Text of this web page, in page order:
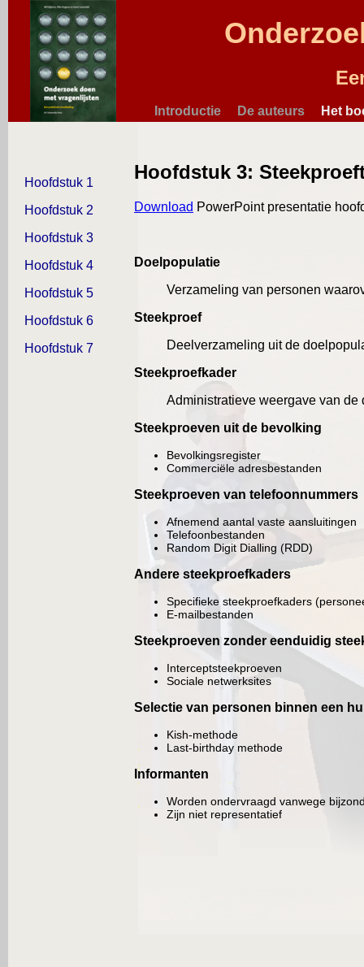
Introductie De auteurs Het
Hoofdstuk 1
Hoofdstuk 2
Hoofdstuk 3
Hoofdstuk 4
Hoofdstuk 5
Hoofdstuk 6
Hoofdstuk 7
Hoofdstuk 3:
Download PowerPoint presentatie
Doelpopulatie
Verzameling van personen
Steekproef
Deelverzameling uit de
Steekproefkader
Administratieve weergave van de
Steekproeven uit de bevolking
Bevolkingsregister
Commerciële adresbestanden
Steekproeven van telefoonnummers
Afnemend aantal vaste aansluitingen
Telefoonbestanden
Random Digit Dialling (RDD)
Andere steekproefkaders
Specifieke steekproefkaders
E-mailbestanden
Steekproeven zonder eenduidig
Interceptsteekproeven
Sociale netwerksites
Selectie van personen binnen een
Kish-methode
Last-birthday methode
Informanten
Worden ondervraagd vanwege
Zijn niet representatief